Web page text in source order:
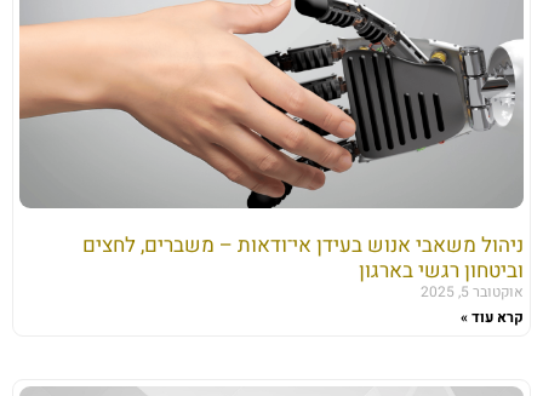
ניהול משאבי אנוש בעידן אי־ודאות – משברים, לחצים
וביטחון רגשי בארגון
אוקטובר 5, 2025
קרא עוד »